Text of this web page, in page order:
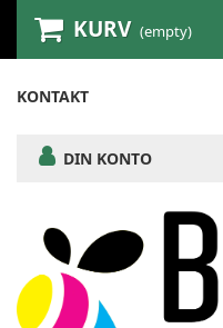
KURV (empty)
KONTAKT
DIN KONTO